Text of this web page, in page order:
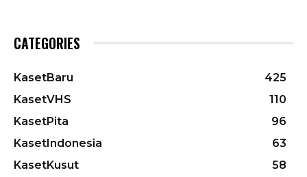
CATEGORIES
KasetBaru
425
KasetVHS
110
KasetPita
96
KasetIndonesia
63
KasetKusut
58